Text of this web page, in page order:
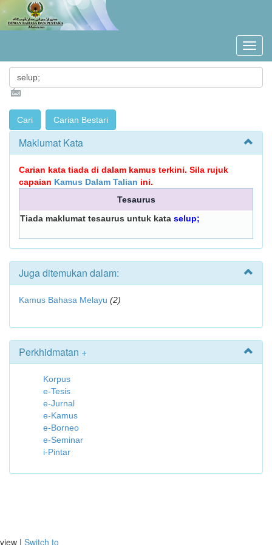
Maklumat Kata
Carian kata tiada di dalam kamus terkini. Sila rujuk
capaian Kamus Dalam Talian ini.
Tesaurus
Tiada maklumat tesaurus untuk kata selup;
Juga ditemukan dalam:
Kamus Bahasa Melayu (2)
Perkhidmatan +
Korpus
e-Tesis
e-Jurnal
e-Kamus
e-Borneo
e-Seminar
i-Pintar
view | Switch to